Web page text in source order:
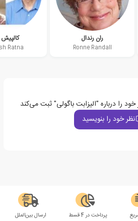
ران رندال
Ronne Randall
کالپیش
Ratna
خود را درباره "الیزابت باگولی" ثبت می‌کند
نظر خود را بنویسید
پرداخت در 4 قسط ارسال بین‌الملل